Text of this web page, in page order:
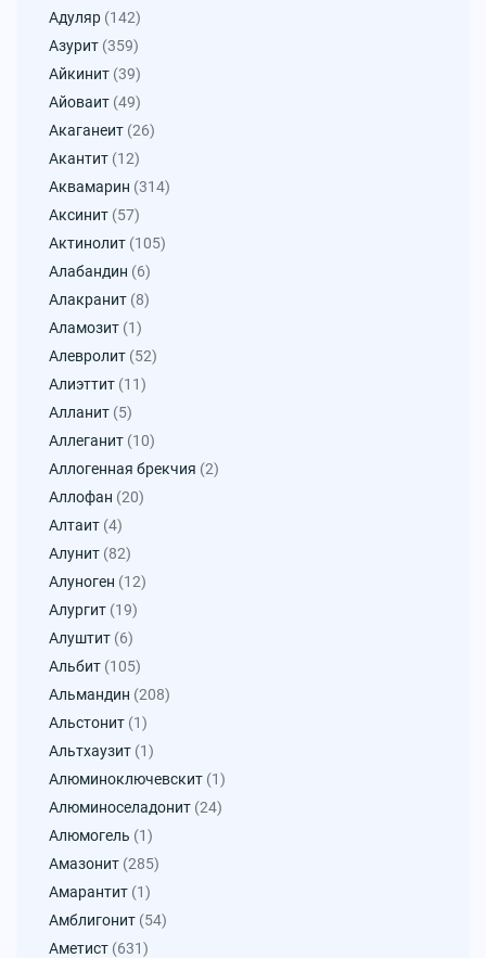
Адуляр (142)
Азурит (359)
Айкинит (39)
Айоваит (49)
Акаганеит (26)
Акантит (12)
Аквамарин (314)
Аксинит (57)
Актинолит (105)
Алабандин (6)
Алакранит (8)
Аламозит (1)
Алевролит (52)
Алиэттит (11)
Алланит (5)
Аллеганит (10)
Аллогенная брекчия (2)
Аллофан (20)
Алтаит (4)
Алунит (82)
Алуноген (12)
Алургит (19)
Алуштит (6)
Альбит (105)
Альмандин (208)
Альстонит (1)
Альтхаузит (1)
Алюминоключевскит (1)
Алюминоселадонит (24)
Алюмогель (1)
Амазонит (285)
Амарантит (1)
Амблигонит (54)
Аметист (631)